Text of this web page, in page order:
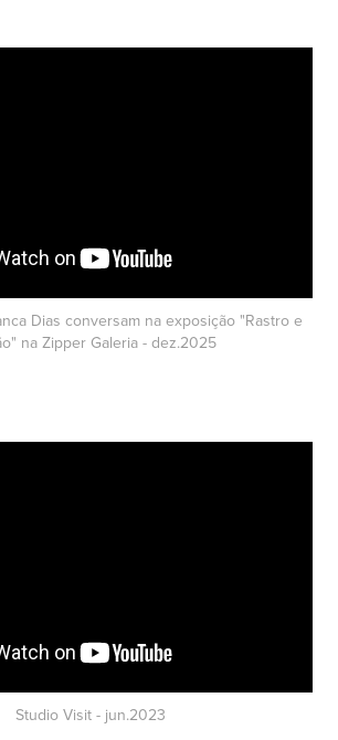
Dias conversam na exposição "Rastro e
na Zipper Galeria - dez.2025
Studio Visit - jun.2023